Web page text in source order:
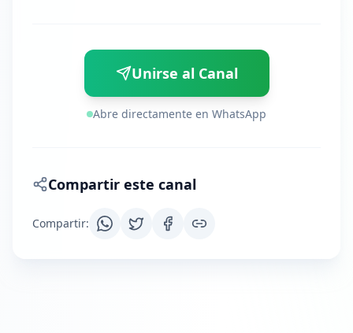
Unirse al Canal
Abre directamente en WhatsApp
Compartir este canal
Compartir: